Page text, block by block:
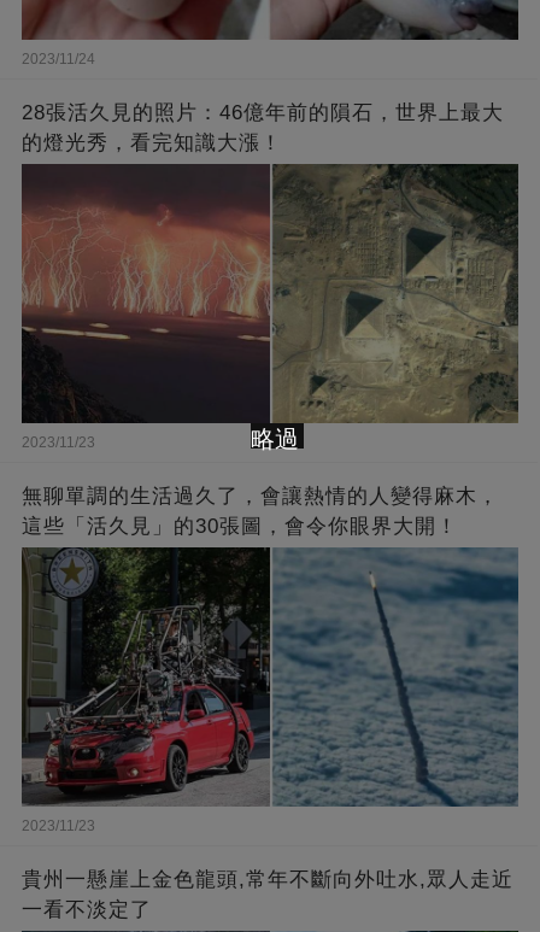
2023/11/24
28張活久見的照片：46億年前的隕石，世界上最大
的燈光秀，看完知識大漲！
2023/11/23
無聊單調的生活過久了，會讓熱情的人變得麻木，
這些「活久見」的30張圖，會令你眼界大開！
2023/11/23
貴州一懸崖上金色龍頭,常年不斷向外吐水,眾人走近
一看不淡定了
略過